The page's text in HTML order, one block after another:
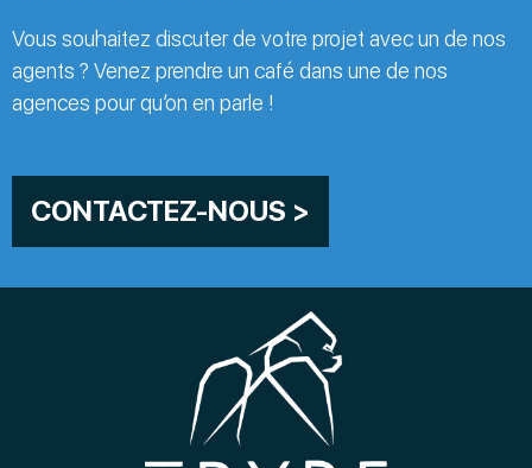
Vous souhaitez discuter de votre projet avec un de nos
agents ? Venez prendre un café dans une de nos
agences pour qu’on en parle !
CONTACTEZ-NOUS >